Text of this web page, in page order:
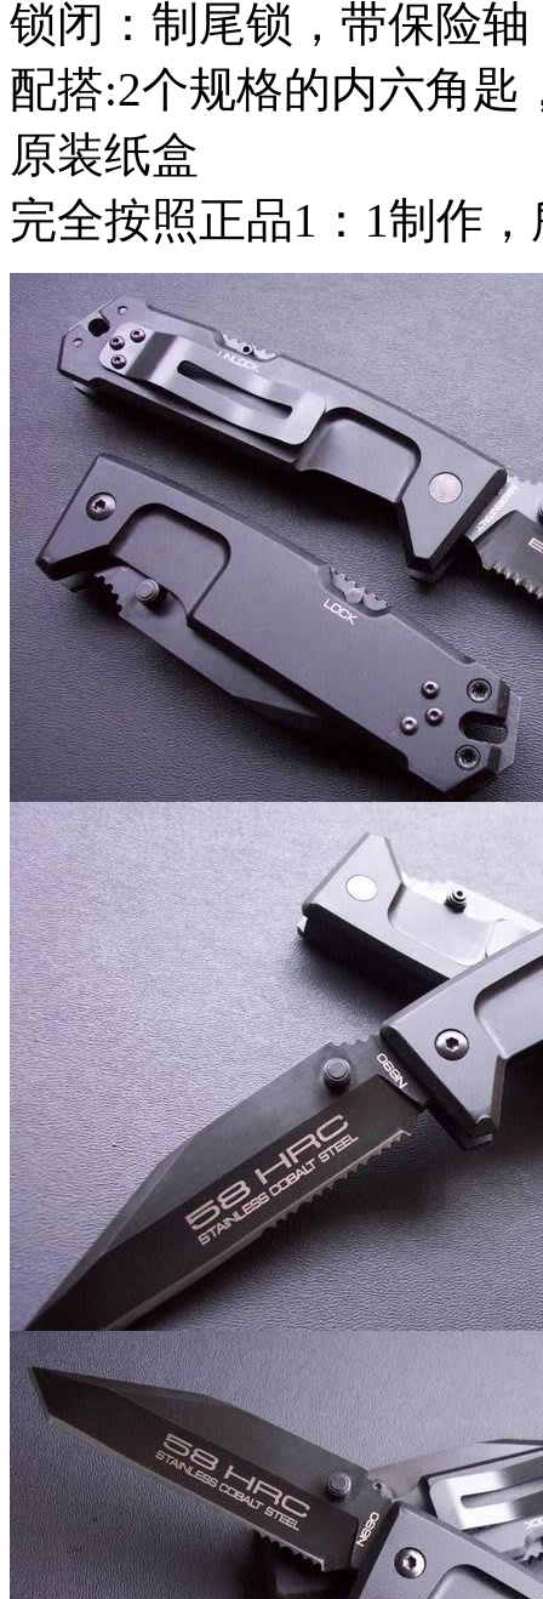
锁闭：制尾锁，带保险
配搭:2个规格的内六角匙
原装纸盒
完全按照正品1：1制作